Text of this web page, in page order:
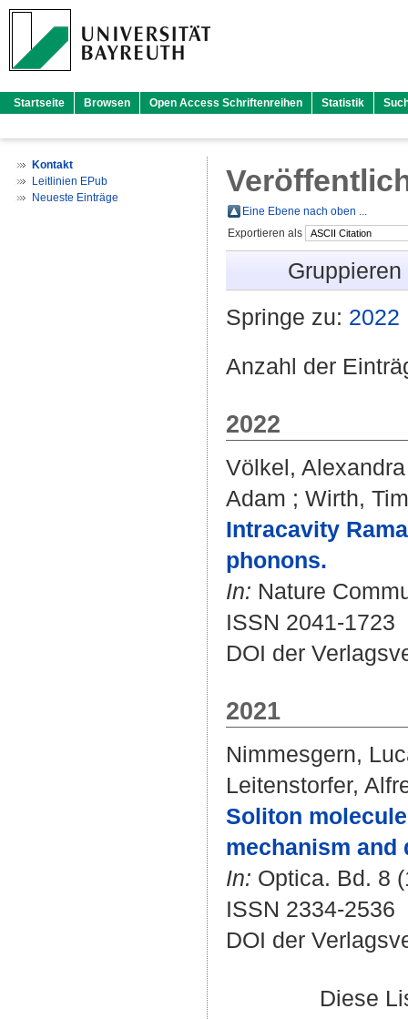
Startseite Browsen Open Access Schriftenreihen Statistik
Kontakt
Leitlinien EPub
Neueste Einträge
Eine Ebene nach oben ...
Exportieren als
Springe zu: 2022
Anzahl der
2022
Völkel, Alexandra
Adam ; Wirth,
Intracavity
phonons.
In: Nature
ISSN 2041-1723
DOI der
2021
Nimmesgern,
Leitenstorfer,
Soliton
mechanism
In: Optica. Bd. 8
ISSN 2334-2536
DOI der
Diese